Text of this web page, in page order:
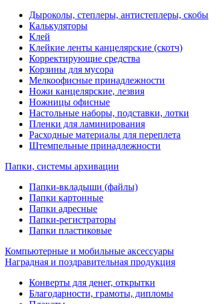
Дыроколы, степлеры, антистеплеры, скобы
Калькуляторы
Клей
Клейкие ленты канцелярские (скотч)
Корректирующие средства
Корзины для мусора
Мелкоофисные принадлежности
Ножи канцелярские, лезвия
Ножницы офисные
Настольные наборы, подставки, лотки
Пленки для ламинирования
Расходные материалы для переплета
Штемпельные принадлежности
Папки, системы архивации
Папки-вкладыши (файлы)
Папки картонные
Папки адресные
Папки-регистраторы
Папки пластиковые
Компьютерные и мобильные аксессуары
Наградная и поздравительная продукция
Конверты для денег, открытки
Благодарности, грамоты, дипломы